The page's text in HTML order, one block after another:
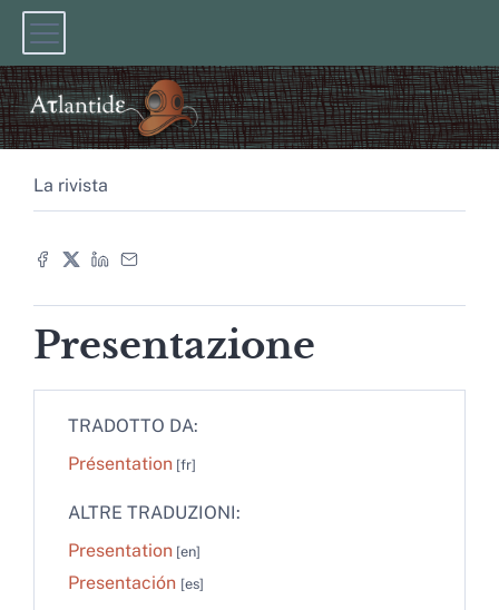
La rivista
Presentazione
TRADOTTO DA:
Présentation
ALTRE TRADUZIONI:
Presentation
Presentación